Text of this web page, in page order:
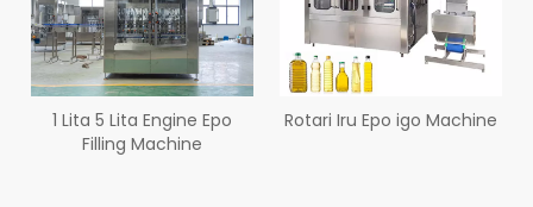
1 Lita 5 Lita Engine Epo
Filling Machine
Rotari Iru Epo igo Machine